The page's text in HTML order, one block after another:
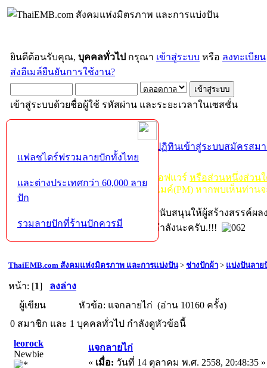
ยินดีต้อนรับคุณ, บุคคลทั่วไป กรุณา เข้าสู่ระบบ หรือ ลงทะเบียน
ส่งอีเมล์ยืนยันการใช้งาน?
เข้าสู่ระบบด้วยชื่อผู้ใช้ รหัสผ่าน และระยะเวลาในเซสชั่น
ปฏิทินเข้าสู่ระบบสมัครสม
กฏ-กติกา :ห้ามจำหน่าย, จ่ายแจก ซอฟแวร์หรือส่วนหนึ่งส่วน
ไม่ว่าจะเป็นทางหน้าบอร์ด หรือหลังไมค์(PM) หากพบเห็นท่าน
หากท่านถูกในในผลงาน หรืออยากสนับสนุนให้ผู้สร้างสรรค์ผ
โปรดช่วยบริจาคให้ผู้จัดทำบ้างตามกำลังนะครับ.!!!
ThaiEMB.com สังคมแห่งมิตรภาพ และการแบ่งปัน> ช่างปักผ้า > แบ่งปันลาย
หน้า: [1] ลงล่าง
ผู้เขียน
หัวข้อ: แจกลายไก่ (อ่าน 10160 ครั้ง)
0 สมาชิก และ 1 บุคคลทั่วไป กำลังดูหัวข้อนี้
leorock
Newbie
แจกลายไก่
« เมื่อ: วันที่ 14 ตุลาคม พ.ศ. 2558, 20:48:35 »
แฟลชไดร์ฟรวมลายปักทั้งไทย
และต่างประเทศกว่า 60,000 ลาย
ปัก
รวมลายปักที่ร้านปักควรมี